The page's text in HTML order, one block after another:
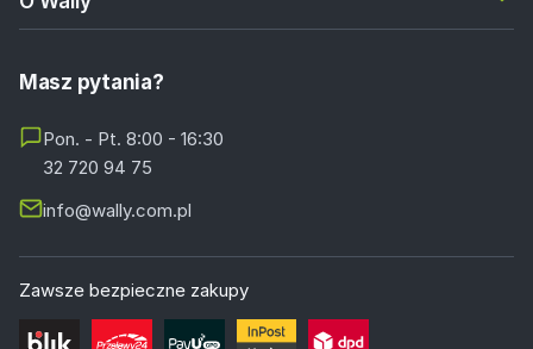
Masz pytania?
Pon. - Pt. 8:00 - 16:30
32 720 94 75
info@wally.com.pl
Zawsze bezpieczne zakupy